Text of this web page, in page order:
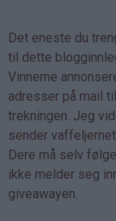
Det eneste du
til dette
Vinnerne
adresser på mail til
trekningen. Jeg
sender
Dere må selv
ikke melder seg
giveawayen.